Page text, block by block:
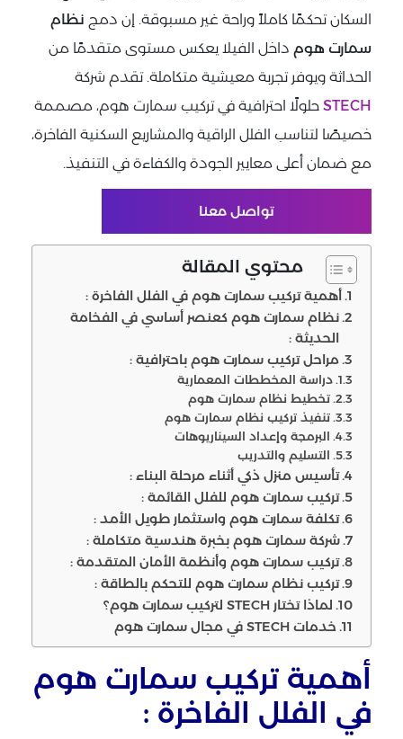
السكان تحكمًا كاملاً وراحة غير مسبوقة. إن دمج نظام
سمارت هوم داخل الفيلا يعكس مستوى متقدمًا من
الحداثة ويوفر تجربة معيشية متكاملة. تقدم شركة
STECH حلولًا احترافية في تركيب سمارت هوم، مصممة
خصيصًا لتناسب الفلل الراقية والمشاريع السكنية الفاخرة،
مع ضمان أعلى معايير الجودة والكفاءة في التنفيذ.
تواصل معنا
محتوي المقالة
أهمية تركيب سمارت هوم في الفلل الفاخرة :
نظام سمارت هوم كعنصر أساسي في الفخامة
الحديثة :
مراحل تركيب سمارت هوم باحترافية :
دراسة المخططات المعمارية
تخطيط نظام سمارت هوم
تنفيذ تركيب نظام سمارت هوم
البرمجة وإعداد السيناريوهات
التسليم والتدريب
تأسيس منزل ذكي أثناء مرحلة البناء :
تركيب سمارت هوم للفلل القائمة :
تكلفة سمارت هوم واستثمار طويل الأمد :
شركة سمارت هوم بخبرة هندسية متكاملة :
تركيب سمارت هوم وأنظمة الأمان المتقدمة :
تركيب نظام سمارت هوم للتحكم بالطاقة :
لماذا تختار STECH لتركيب سمارت هوم؟
خدمات STECH في مجال سمارت هوم
أهمية تركيب سمارت هوم
في الفلل الفاخرة :